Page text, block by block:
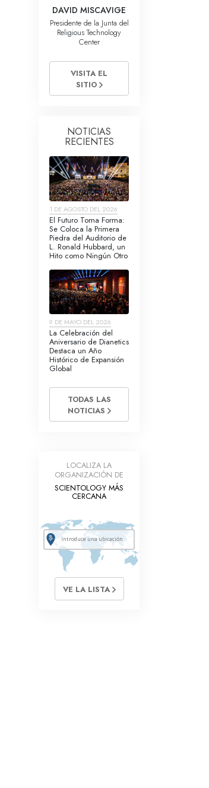
DAVID MISCAVIGE
Presidente de la Junta del
Religious Technology
Center
VISITA EL
SITIO
NOTICIAS
RECIENTES
1 DE AGOSTO DEL 2026
El Futuro Toma Forma:
Se Coloca la Primera
Piedra del Auditorio de
L. Ronald Hubbard, un
Hito como Ningún Otro
9 DE MAYO DEL 2026
La Celebración del
Aniversario de Dianetics
Destaca un Año
Histórico de Expansión
Global
TODAS LAS
NOTICIAS
LOCALIZA LA
ORGANIZACIÓN DE
SCIENTOLOGY MÁS
CERCANA
VE LA LISTA